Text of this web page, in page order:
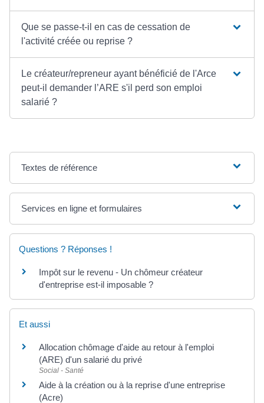
Que se passe-t-il en cas de cessation de
l'activité créée ou reprise ?
Le créateur/repreneur ayant bénéficié de l'Arce
peut-il demander l’ARE s'il perd son emploi
salarié ?
Textes de référence
Services en ligne et formulaires
Questions ? Réponses !
Impôt sur le revenu - Un chômeur créateur
d'entreprise est-il imposable ?
Et aussi
Allocation chômage d'aide au retour à l'emploi
(ARE) d'un salarié du privé
Social - Santé
Aide à la création ou à la reprise d'une entreprise
(Acre)